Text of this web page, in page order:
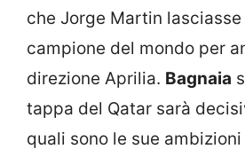
che Jorge Martin
campione del mondo per
direzione Aprilia. Bagnaia
tappa del Qatar sarà
quali sono le sue